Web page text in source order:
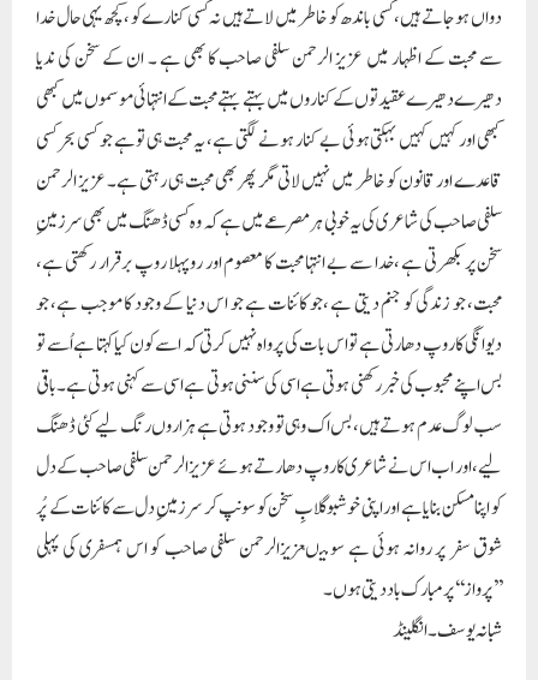
دواں ہو جاتے ہیں، کسی باندھ کو خاطر میں لاتے ہیں نہ کسی کنارے کو ، کچھ یہی حال خدا
سے محبت کے اظہار میں عزیز الرحمن سلفی صاحب کا بھی ہے ۔ ان کے سخن کی ندیا
دھیرے دھیرے عقیدتوں کے کناروں میں بہتے بہتے محبت کے انتہائی موسموں میں کبھی
کبھی اور کہیں کہیں بہکتی ہوئی بے کنار ہونے لگتی ہے، یہ محبت ہی تو ہے جو کسی بحر کسی
قاعدے اور قانون کو خاطر میں نہیں لاتی مگر پھر بھی محبت ہی رہتی ہے۔ عزیز الرحمن
سلفی صاحب کی شاعری کی یہ خوبی ہر مصرعے میں ہے کہ وہ کسی ڈھنگ میں بھی سر زمینِ
سخن پر بکھرتی ہے ،خدا سے بے انتہا محبت کا معصوم اور روپہلا روپ برقرار رکھتی ہے،
محبت، جو زندگی کو جنم دیتی ہے ،جو کائنات ہے جو اس دنیا کے وجود کا موجب ہے، جو
دیوانگی کا روپ دھارتی ہے تو اس بات کی پرواہ نہیں کرتی کہ اسے کون کیا کہتا ہے اُسے تو
بس اپنے محبوب کی خبر رکھنی ہوتی ہے اسی کی سننی ہوتی ہے اسی سے کہنی ہوتی ہے۔باقی
سب لوگ عدم ہوتے ہیں، بس اک وہی تو وجود ہوتی ہے ہزاروں رنگ لیے کئی ڈھنگ
لیے ،اور اب اس نے شاعری کا روپ دھارتے ہوئے عزیزالرحمن سلفی صاحب کے دل
کو اپنا مسکن بنایا ہے اور اپنی خوشبو گلابِ سخن کو سونپ کر سر زمینِ دل سے کائنات کے پُر
شوق سفر پر روانہ ہوئی ہے سو میںعزیزالرحمن سلفی صاحب کو اس ہمسفری کی پہلی
’’پرواز‘‘ پر مبارک باد دیتی ہوں۔
شبانہ یوسف۔انگلینڈ